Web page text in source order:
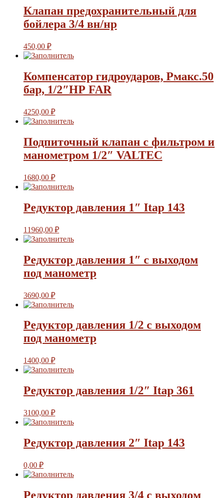
Клапан предохранительный для
бойлера 3/4 вн/нр
450,00 ₽
Компенсатор гидроударов, Рмакс.50
бар, 1/2″НР FAR
4250,00 ₽
Подпиточный клапан с фильтром и
манометром 1/2″ VALTEC
1680,00 ₽
Редуктор давления 1″ Itap 143
11960,00 ₽
Редуктор давления 1″ с выходом
под манометр
3690,00 ₽
Редуктор давления 1/2 с выходом
под манометр
1400,00 ₽
Редуктор давления 1/2″ Itap 361
3100,00 ₽
Редуктор давления 2″ Itap 143
0,00 ₽
Редуктор давления 3/4 с выходом